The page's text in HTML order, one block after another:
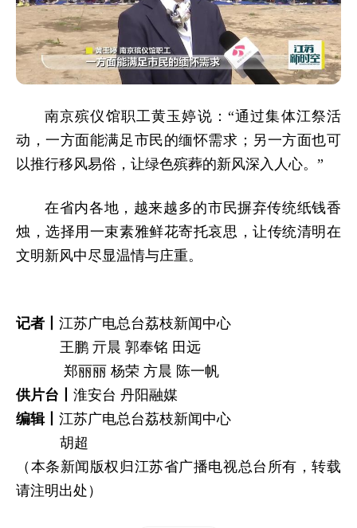
南京殡仪馆职工黄玉婷说：“通过集体江祭活
动，一方面能满足市民的缅怀需求；另一方面也可
以推行移风易俗，让绿色殡葬的新风深入人心。”
在省内各地，越来越多的市民摒弃传统纸钱香
烛，选择用一束素雅鲜花寄托哀思，让传统清明在
文明新风中尽显温情与庄重。
记者丨 江苏广电总台荔枝新闻中心
王鹏 亓晨 郭奉铭 田远
郑丽丽 杨荣 方晨 陈一帆
供片台丨 淮安台 丹阳融媒
编辑丨 江苏广电总台荔枝新闻中心
胡超
（本条新闻版权归江苏省广播电视总台所有，转载
请注明出处）